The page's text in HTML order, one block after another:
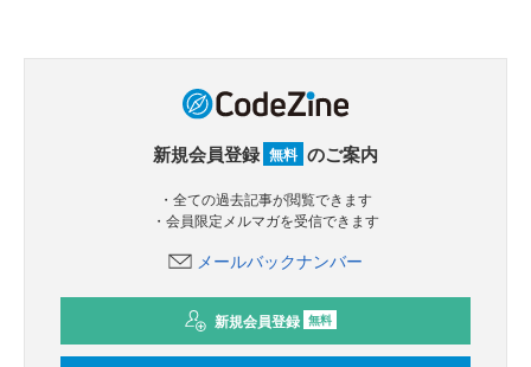
新規会員登録 無料 のご案内
・全ての過去記事が閲覧できます
・会員限定メルマガを受信できます
メールバックナンバー
新規会員登録 無料